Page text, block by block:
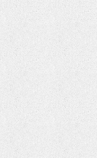
HOLLYWOOD ÚR
SZEREPÉBEN: ANDREW G.
VAJNA
Andrew G., azaz Andy Vajna sok
ember számára ismeretlen
magasságokat és mélységeket járt
meg életében. Fia elvesztése sem
tudta megállítani üzleti sikerei...